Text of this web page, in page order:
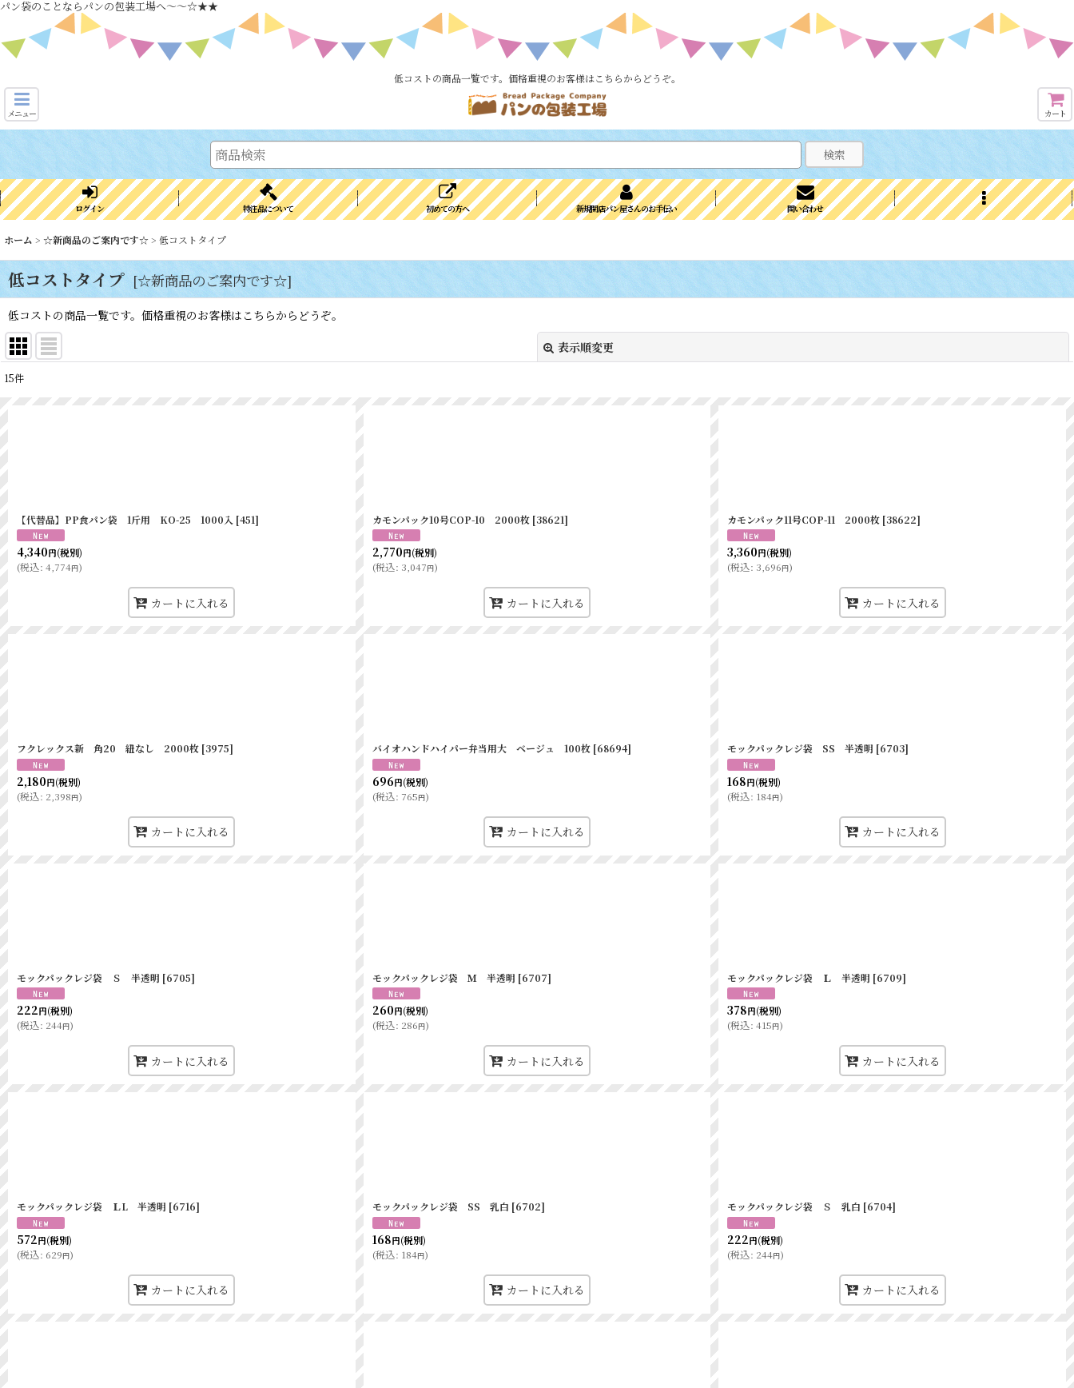
パン袋のことならパンの包装工場へ～～☆★★
低コストの商品一覧です。価格重視のお客様はこちらからどうぞ。
メニュー カート
検索
ログイン 特注品について 初めての方へ 新規開店パン屋さんのお手伝い 問い合わせ
ホーム > ☆新商品のご案内です☆ > 低コストタイプ
低コストタイプ [☆新商品のご案内です☆]
低コストの商品一覧です。価格重視のお客様はこちらからどうぞ。
表示順変更
15件
【代替品】PP食パン袋 1斤用 KO-25 1000入 [451]
4,340円(税別)
(税込: 4,774円)
カートに入れる
カモンパック10号COP-10 2000枚 [38621]
2,770円(税別)
(税込: 3,047円)
カートに入れる
カモンパック11号COP-11 2000枚 [38622]
3,360円(税別)
(税込: 3,696円)
カートに入れる
フクレックス新 角20 紐なし 2000枚 [3975]
2,180円(税別)
(税込: 2,398円)
カートに入れる
バイオハンドハイパー弁当用大 ベージュ 100枚 [68694]
696円(税別)
(税込: 765円)
カートに入れる
モックパックレジ袋 SS 半透明 [6703]
168円(税別)
(税込: 184円)
カートに入れる
モックパックレジ袋 Ｓ 半透明 [6705]
222円(税別)
(税込: 244円)
カートに入れる
モックパックレジ袋 Ｍ 半透明 [6707]
260円(税別)
(税込: 286円)
カートに入れる
モックパックレジ袋 Ｌ 半透明 [6709]
378円(税別)
(税込: 415円)
カートに入れる
モックパックレジ袋 ＬL 半透明 [6716]
572円(税別)
(税込: 629円)
カートに入れる
モックパックレジ袋 SS 乳白 [6702]
168円(税別)
(税込: 184円)
カートに入れる
モックパックレジ袋 Ｓ 乳白 [6704]
222円(税別)
(税込: 244円)
カートに入れる